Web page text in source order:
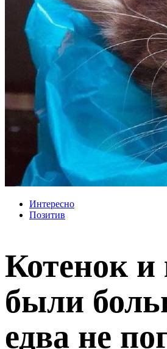
Интересно
Позитив
Котенок
были
едва не